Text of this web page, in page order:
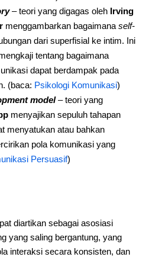
– teori yang digagas oleh Irving
menggambarkan bagaimana self-
dari superfisial ke intim. Ini
tentang bagaimana
dapat berdampak pada
(baca: Psikologi Komunikasi)
model– teori yang
menyajikan sepuluh tahapan
menyatukan atau bahkan
pola komunikasi yang
Persuasif)
diartikan sebagai asosiasi
yang saling bergantung, yang
interaksi secara konsisten, dan